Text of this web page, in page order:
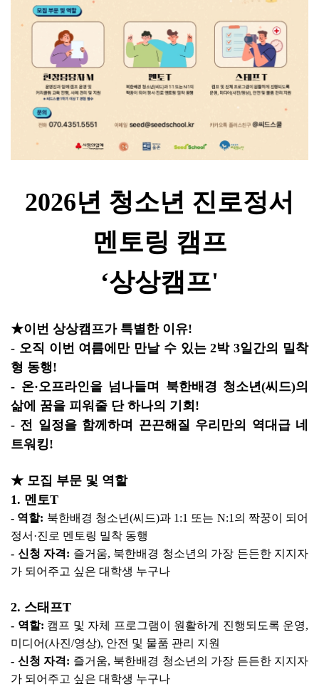
2026년 청소년 진로정서
멘토링 캠프
‘상상캠프'
★이번 상상캠프가 특별한 이유!
- 오직 이번 여름에만 만날 수 있는 2박 3일간의 밀착
형 동행!
- 온·오프라인을 넘나들며 북한배경 청소년(씨드)의
삶에 꿈을 피워줄 단 하나의 기회!
- 전 일정을 함께하며 끈끈해질 우리만의 역대급 네
트워킹!
★ 모집 부문 및 역할
1. 멘토T
- 역할: 북한배경 청소년(씨드)과 1:1 또는 N:1의 짝꿍이 되어
정서·진로 멘토링 밀착 동행
- 신청 자격: 즐거움, 북한배경 청소년의 가장 든든한 지지자
가 되어주고 싶은 대학생 누구나
2. 스태프T
- 역할: 캠프 및 자체 프로그램이 원활하게 진행되도록 운영,
미디어(사진/영상), 안전 및 물품 관리 지원
- 신청 자격: 즐거움, 북한배경 청소년의 가장 든든한 지지자
가 되어주고 싶은 대학생 누구나